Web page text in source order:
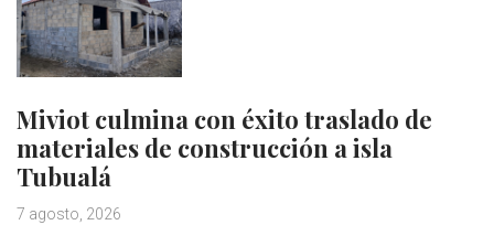
Miviot culmina con éxito traslado de
materiales de construcción a isla
Tubualá
7 agosto, 2026